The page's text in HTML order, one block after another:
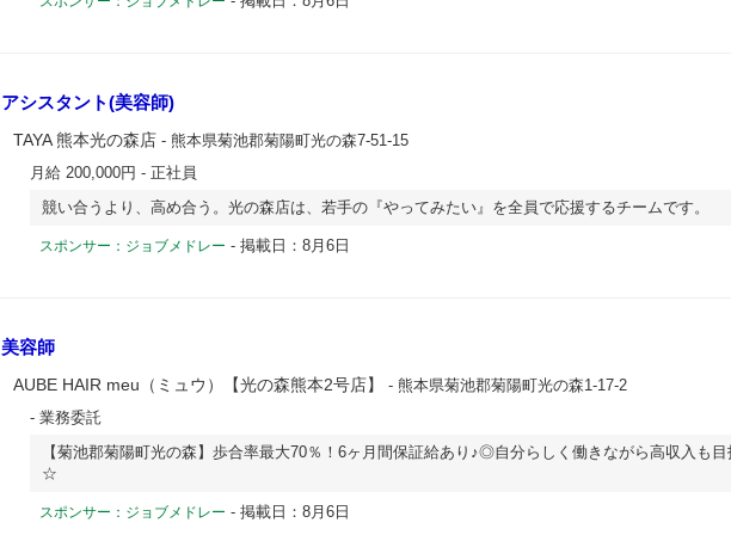
アシスタント(美容師)
TAYA 熊本光の森店 - 熊本県菊池郡菊陽町光の森7-51-15
月給 200,000円 - 正社員
競い合うより、高め合う。光の森店は、若手の『やってみたい』を全員で応援するチームです。
スポンサー：ジョブメドレー - 掲載日：8月6日
美容師
AUBE HAIR meu（ミュウ）【光の森熊本2号店】
- 熊本県菊池郡菊陽町光の森1-17-2
- 業務委託
【菊池郡菊陽町光の森】歩合率最大70％！6ヶ月間保証給あり♪◎自分らしく働きながら高収入も
☆
スポンサー：ジョブメドレー - 掲載日：8月6日